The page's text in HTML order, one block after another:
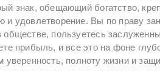
знак, обещающий богатство,
и удовлетворение. Вы по праву
обществе, пользуетесь
прибыль, и все это на фоне
полноту жизни и